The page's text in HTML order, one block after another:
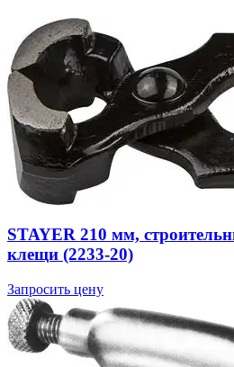
STAYER 210 мм,
клещи (2233-20)
Запросить цену